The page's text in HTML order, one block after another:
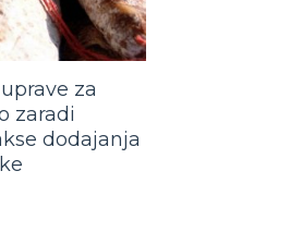
za
zaradi
dodajanja